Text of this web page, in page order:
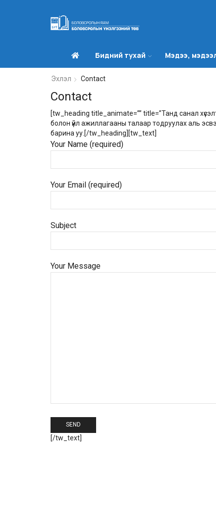
Бидний тухай Мэдээ,
Эхлэл Contact
Contact
[tw_heading title_animate=”” title=”Танд санал
болон үйл ажиллагааны талаар тодруулах аль
барина уу.[/tw_heading][tw_text]
Your Name (required)
Your Email (required)
Subject
Your Message
[/tw_text]